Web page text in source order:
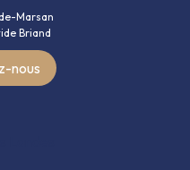
Marsan
Briand
nous